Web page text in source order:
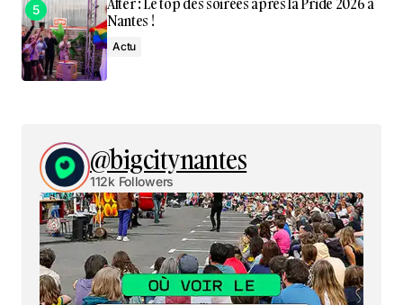
Nantes !
Actu
@bigcitynantes
112k Followers